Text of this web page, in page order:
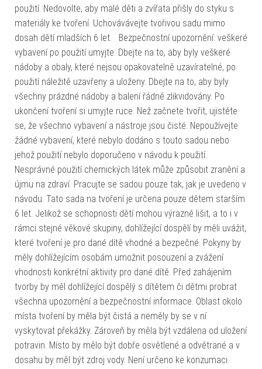
použití. Nedovolte, aby malé děti a zvířata přišly do styku s
materiály ke tvoření. Uchovávávejte tvořivou sadu mimo
dosah dětí mladších 6 let. Bezpečnostní upozornění: veškeré
vybavení po použití umyjte. Dbejte na to, aby byly veškeré
nádoby a obaly, které nejsou opakovatelně uzavíratelné, po
použití náležitě uzavřeny a uloženy. Dbejte na to, aby byly
všechny prázdné nádoby a balení řádně zlikvidovány. Po
ukončení tvoření si umyjte ruce. Než začnete tvořit, ujistěte
se, že všechno vybavení a nástroje jsou čisté. Nepoužívejte
žádné vybavení, které nebylo dodáno s touto sadou nebo
jehož použití nebylo doporučeno v návodu k použití.
Nesprávné použití chemických látek může způsobit zranění a
újmu na zdraví. Pracujte se sadou pouze tak, jak je uvedeno v
návodu. Tato sada na tvoření je určena pouze dětem starším
6 let. Jelikož se schopnosti dětí mohou výrazně lišit, a to i v
rámci stejné věkové skupiny, dohlížející dospělí by měli uvážit,
které tvoření je pro dané dítě vhodné a bezpečné. Pokyny by
měly dohlížejícím osobám umožnit posouzení a zvážení
vhodnosti konkrétní aktivity pro dané dítě. Před zahájením
tvorby by měl dohlížející dospělý s dítětem či dětmi probrat
všechna upozornění a bezpečnostní informace. Oblast okolo
místa tvoření by měla být čistá a neměly by se v ní
vyskytovat překážky. Zároveň by měla být vzdálena od uložení
potravin. Místo by mělo být dobře osvětlené a odvětrané a v
dosahu by měl být zdroj vody. Není určeno ke konzumaci.